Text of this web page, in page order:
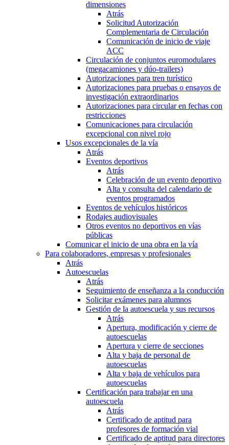
dimensiones
Atrás
Solicitud Autorización
Complementaria de Circulación
Comunicación de inicio de viaje
ACC
Circulación de conjuntos euromodulares
(megacamiones y dúo-trailers)
Autorizaciones para tren turístico
Autorizaciones para pruebas o ensayos de
investigación extraordinarios
Autorizaciones para circular en fechas con
restricciones
Comunicaciones para circulación
excepcional con nivel rojo
Usos excepcionales de la vía
Atrás
Eventos deportivos
Atrás
Celebración de un evento deportivo
Alta y consulta del calendario de
eventos programados
Eventos de vehículos históricos
Rodajes audiovisuales
Otros eventos no deportivos en vías
públicas
Comunicar el inicio de una obra en la vía
Para colaboradores, empresas y profesionales
Atrás
Autoescuelas
Atrás
Seguimiento de enseñanza a la conducción
Solicitar exámenes para alumnos
Gestión de la autoescuela y sus recursos
Atrás
Apertura, modificación y cierre de
autoescuelas
Apertura y cierre de secciones
Alta y baja de personal de
autoescuelas
Alta y baja de vehículos para
autoescuelas
Certificación para trabajar en una
autoescuela
Atrás
Certificado de aptitud para
profesores de formación vial
Certificado de aptitud para directores